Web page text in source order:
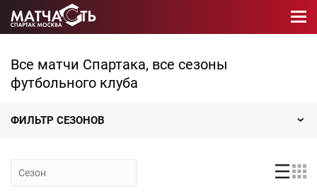
Все матчи Спартака, все сезоны
футбольного клуба
ФИЛЬТР СЕЗОНОВ